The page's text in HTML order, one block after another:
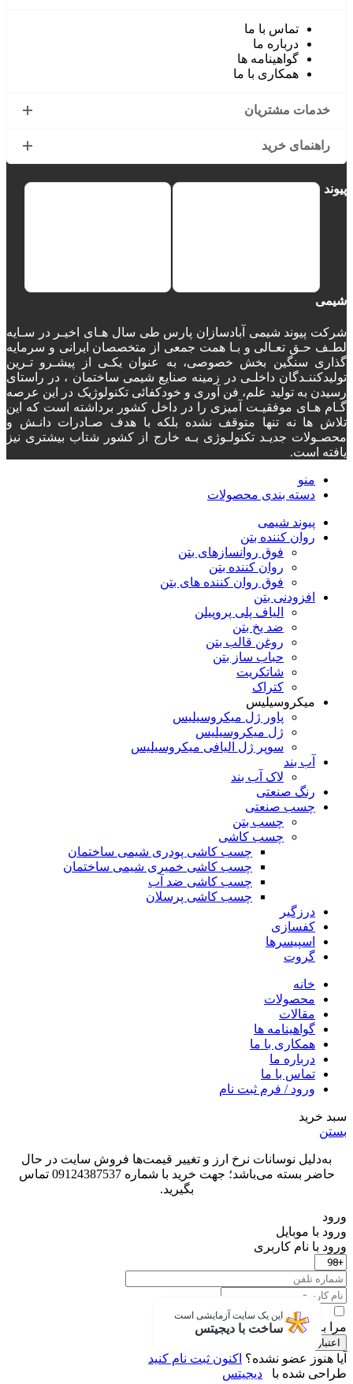
تماس با ما
درباره ما
گواهینامه ها
همکاری با ما
خدمات مشتریان
راهنمای خرید
پیوند
شیمی
شرکت پیوند شیمی آبادسازان پارس طی سال هـای اخیـر در سـایه
لطـف حـق تعـالی و بـا همت جمعی از متخصصان ایرانی و سرمایه
گذاری سنگین بخش خصوصی، به عنوان یکـی از پیشـرو تـرین
تولیدکننـدگان داخلـی در زمینه صنایع شیمی ساختمان ، در راستای
رسیدن به تولید علم، فن آوری و خودکفائی تکنولوژیک در این عرصه
گـام هـای موفقیـت آمیزی را در داخل کشور برداشته است که این
تلاش ها نه تنها متوقف نشده بلکه با هدف صـادرات دانـش و
محصـولات جدیـد تکنولـوژی بـه خارج از کشور شتاب بیشتری نیز
یافته است.
منو
دسته‌ بندی محصولات
پیوند شیمی
روان کننده بتن
فوق روانسازهای بتن
روان کننده بتن
فوق روان کننده های بتن
افزودنی بتن
الیاف پلی پروپیلن
ضد یخ بتن
روغن قالب بتن
حباب ساز بتن
شاتکریت
کتراک
میکروسیلیس
پاور ژل میکروسیلیس
ژل میکروسیلیس
سوپر ژل الیافی میکروسیلیس
آب بند
لاک آب بند
رنگ صنعتی
چسب صنعتی
چسب بتن
چسب کاشی
چسب کاشی پودری شیمی ساختمان
چسب کاشی خمیری شیمی ساختمان
چسب کاشی ضد آب
چسب کاشی پرسلان
درزگیر
کفسازی
اسپیسرها
گروت
خانه
محصولات
مقالات
گواهینامه ها
همکاری با ما
درباره ما
تماس با ما
ورود / فرم ثبت نام
سبد خرید
بستن
به‌دلیل نوسانات نرخ ارز و تغییر قیمت‌ها فروش سایت در حال
حاضر بسته می‌باشد؛ جهت خرید با شماره 09124387537 تماس
بگیرید.
ورود
ورود با موبایل
ورود با ‫نام کاربری
مرا به خاطر بسپار
اعتبار سنجی
آیا هنوز عضو نشده؟ اکنون ثبت نام کنید
این یک سایت آزمایشی است
ساخت با دیجیتس
طراحی شده با دیجیتس